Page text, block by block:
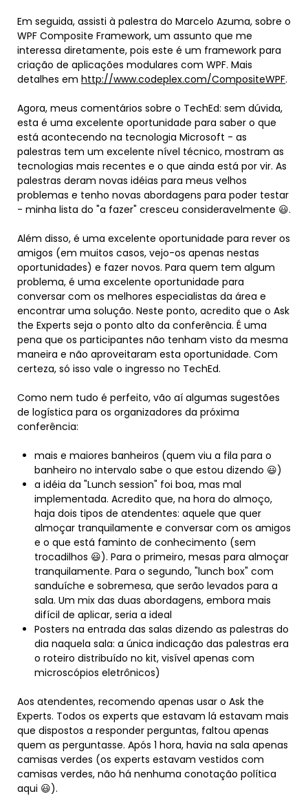
Em seguida, assisti à palestra do Marcelo Azuma, sobre o
WPF Composite Framework, um assunto que me
interessa diretamente, pois este é um framework para
criação de aplicações modulares com WPF. Mais
detalhes em http://www.codeplex.com/CompositeWPF.
Agora, meus comentários sobre o TechEd: sem dúvida,
esta é uma excelente oportunidade para saber o que
está acontecendo na tecnologia Microsoft - as
palestras tem um excelente nível técnico, mostram as
tecnologias mais recentes e o que ainda está por vir. As
palestras deram novas idéias para meus velhos
problemas e tenho novas abordagens para poder testar
- minha lista do "a fazer" cresceu consideravelmente 😃.
Além disso, é uma excelente oportunidade para rever os
amigos (em muitos casos, vejo-os apenas nestas
oportunidades) e fazer novos. Para quem tem algum
problema, é uma excelente oportunidade para
conversar com os melhores especialistas da área e
encontrar uma solução. Neste ponto, acredito que o Ask
the Experts seja o ponto alto da conferência. É uma
pena que os participantes não tenham visto da mesma
maneira e não aproveitaram esta oportunidade. Com
certeza, só isso vale o ingresso no TechEd.
Como nem tudo é perfeito, vão aí algumas sugestões
de logística para os organizadores da próxima
conferência:
mais e maiores banheiros (quem viu a fila para o
banheiro no intervalo sabe o que estou dizendo 😃)
a idéia da "Lunch session" foi boa, mas mal
implementada. Acredito que, na hora do almoço,
haja dois tipos de atendentes: aquele que quer
almoçar tranquilamente e conversar com os amigos
e o que está faminto de conhecimento (sem
trocadilhos 😃). Para o primeiro, mesas para almoçar
tranquilamente. Para o segundo, "lunch box" com
sanduíche e sobremesa, que serão levados para a
sala. Um mix das duas abordagens, embora mais
difícil de aplicar, seria a ideal
Posters na entrada das salas dizendo as palestras do
dia naquela sala: a única indicação das palestras era
o roteiro distribuído no kit, visível apenas com
microscópios eletrônicos)
Aos atendentes, recomendo apenas usar o Ask the
Experts. Todos os experts que estavam lá estavam mais
que dispostos a responder perguntas, faltou apenas
quem as perguntasse. Após 1 hora, havia na sala apenas
camisas verdes (os experts estavam vestidos com
camisas verdes, não há nenhuma conotação política
aqui 😃).